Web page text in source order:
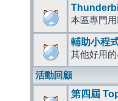
本區專門
輔助小程
其他好用的
活動回顧
第四屆